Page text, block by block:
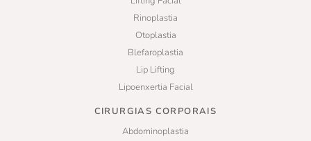
Rinoplastia
Otoplastia
Blefaroplastia
Lip Lifting
Lipoenxertia Facial
CIRURGIAS CORPORAIS
Abdominoplastia